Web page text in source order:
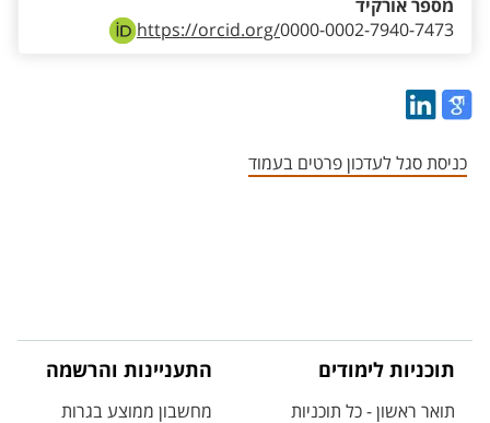
https://orcid.org/0000-0002-7940-7473
מספר אורקיד
כניסת סגל לעדכון פרטים בעמוד
תוכניות לימודים
תואר ראשון - כל תוכניות
התעניינות והרשמה
מחשבון ממוצע בגרות